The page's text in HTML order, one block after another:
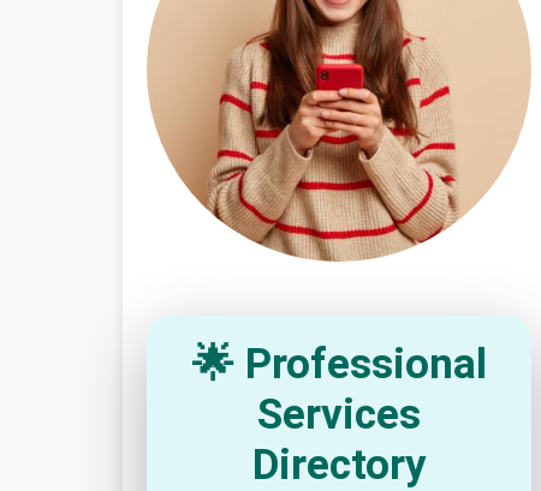
🌟 Professional
Services
Directory